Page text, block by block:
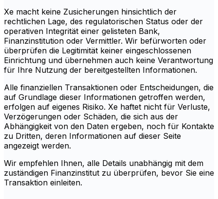
Xe macht keine Zusicherungen hinsichtlich der
rechtlichen Lage, des regulatorischen Status oder der
operativen Integrität einer gelisteten Bank,
Finanzinstitution oder Vermittler. Wir befürworten oder
überprüfen die Legitimität keiner eingeschlossenen
Einrichtung und übernehmen auch keine Verantwortung
für Ihre Nutzung der bereitgestellten Informationen.
Alle finanziellen Transaktionen oder Entscheidungen, die
auf Grundlage dieser Informationen getroffen werden,
erfolgen auf eigenes Risiko. Xe haftet nicht für Verluste,
Verzögerungen oder Schäden, die sich aus der
Abhängigkeit von den Daten ergeben, noch für Kontakte
zu Dritten, deren Informationen auf dieser Seite
angezeigt werden.
Wir empfehlen Ihnen, alle Details unabhängig mit dem
zuständigen Finanzinstitut zu überprüfen, bevor Sie eine
Transaktion einleiten.